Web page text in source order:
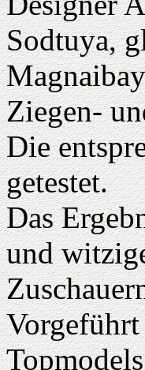
Sodtuya,
Ziegen-
Die
getestet.
Das
und